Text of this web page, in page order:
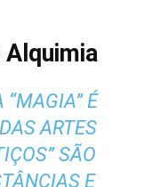
Alquimia
“MAGIA” É
ARTES
SÃO
E